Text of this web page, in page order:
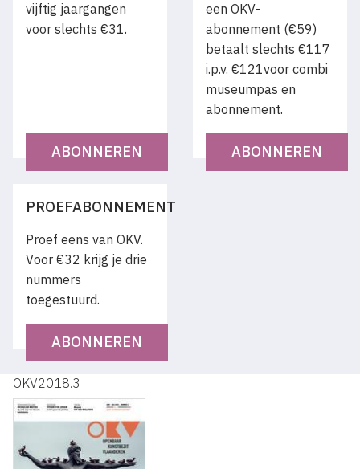
vijftig jaargangen
voor slechts €31.
ABONNEREN
een OKV-
abonnement (€59)
betaalt slechts €117
i.p.v. €121voor combi
museumpas en
abonnement.
ABONNEREN
PROEFABONNEMENT
Proef eens van OKV.
Voor €32 krijg je drie
nummers
toegestuurd.
ABONNEREN
OKV2018.3